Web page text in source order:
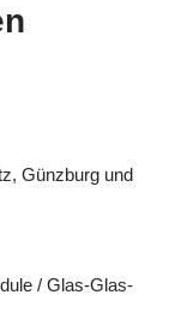
Günzburg und
/ Glas-Glas-